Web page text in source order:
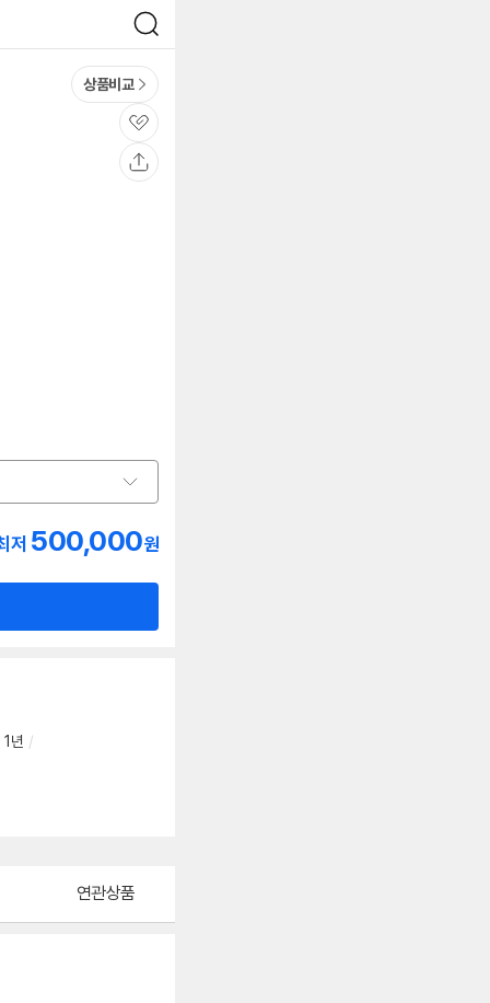
검
색
상품비교
관
심
저 500,000원
1년 /
연관상품